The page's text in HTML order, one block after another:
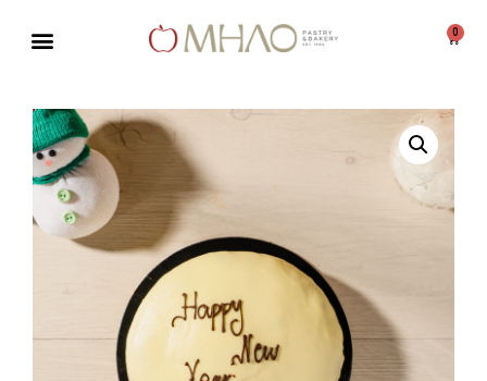
περιεχόμενο
0